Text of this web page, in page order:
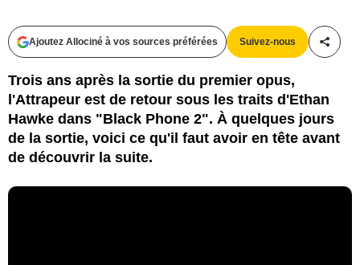
Ajoutez Allociné à vos sources préférées Suivez-nous
Trois ans après la sortie du premier opus,
l'Attrapeur est de retour sous les traits d'Ethan
Hawke dans "Black Phone 2". À quelques jours
de la sortie, voici ce qu'il faut avoir en tête avant
de découvrir la suite.